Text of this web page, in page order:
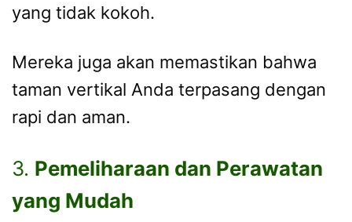
yang tidak kokoh.
Mereka juga akan memastikan bahwa
taman vertikal Anda terpasang dengan
rapi dan aman.
3. Pemeliharaan dan Perawatan
yang Mudah